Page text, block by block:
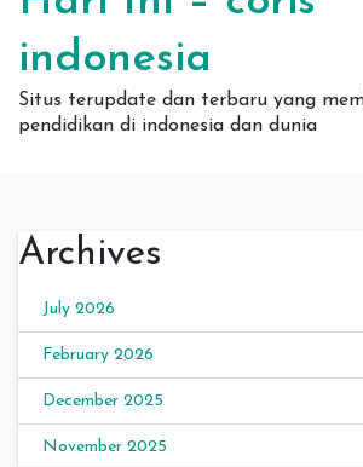
indonesia
Situs terupdate dan terbaru yang
pendidikan di indonesia dan dunia
Archives
July 2026
February 2026
December 2025
November 2025